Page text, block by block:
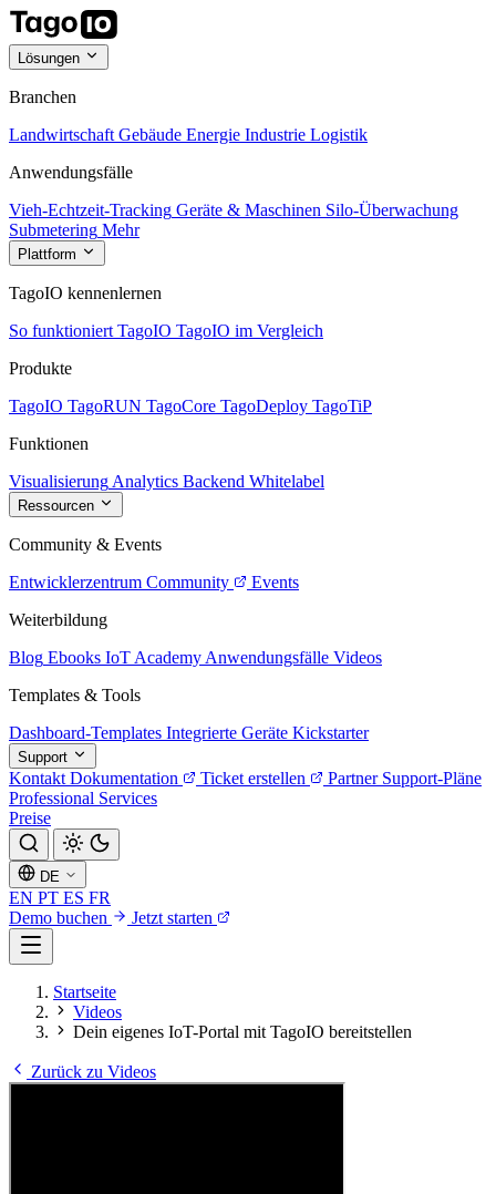
Lösungen
Branchen
Landwirtschaft Gebäude Energie Industrie Logistik
Anwendungsfälle
Vieh-Echtzeit-Tracking Geräte & Maschinen Silo-Überwachung
Submetering Mehr
Plattform
TagoIO kennenlernen
So funktioniert TagoIO TagoIO im Vergleich
Produkte
TagoIO TagoRUN TagoCore TagoDeploy TagoTiP
Funktionen
Visualisierung Analytics Backend Whitelabel
Ressourcen
Community & Events
Entwicklerzentrum Community
Events
Weiterbildung
Blog Ebooks IoT Academy Anwendungsfälle Videos
Templates & Tools
Dashboard-Templates Integrierte Geräte Kickstarter
Support
Kontakt Dokumentation Ticket erstellen Partner Support-Pläne
Professional Services
Preise
DE
EN PT ES FR
Demo buchen
Jetzt starten
Startseite
Videos
Dein eigenes IoT-Portal mit TagoIO bereitstellen
Zurück zu Videos